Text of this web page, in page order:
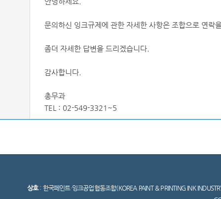
문의하신 잉크규제에 관한 자세한 사항은 조합으로 연락
좀더 자세한 답변을 드리겠습니다.
감사합니다.
총무과
TEL : 02-549-3321~5
상호: 한국페인트·잉크공업협동조합(KOREA PAINT & PRINTING INK